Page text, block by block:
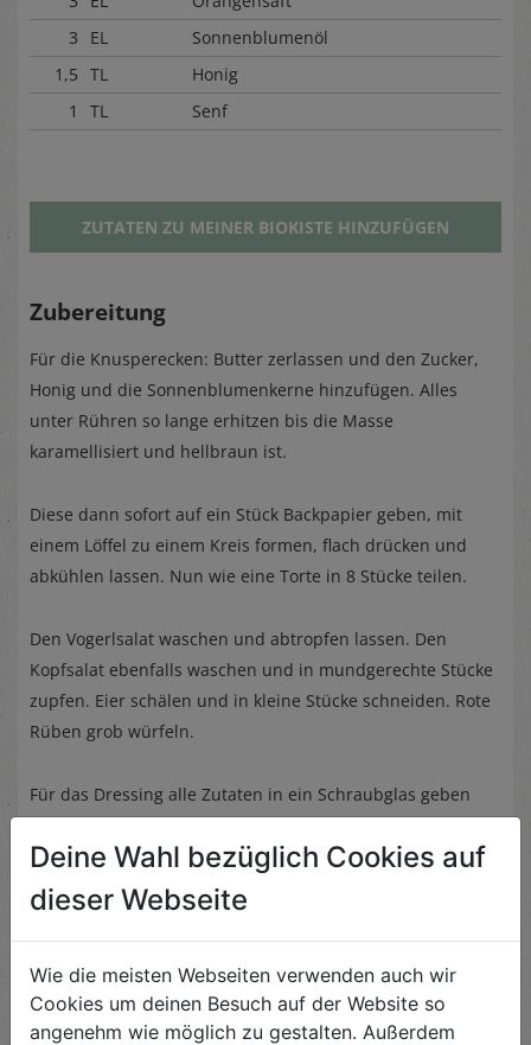
3
EL
Sonnenblumenöl
1,5 TL
Honig
1
TL Senf
ZUTATEN ZU MEINER BIOKISTE HINZUFÜGEN
Zubereitung
Für die Knusperecken: Butter zerlassen und den Zucker,
Honig und die Sonnenblumenkerne hinzufügen. Alles
unter Rühren so lange erhitzen bis die Masse
karamellisiert und hellbraun ist.
Diese dann sofort auf ein Stück Backpapier geben, mit
einem Löffel zu einem Kreis formen, flach drücken und
abkühlen lassen. Nun wie eine Torte in 8 Stücke teilen.
Den Vogerlsalat waschen und abtropfen lassen. Den
Kopfsalat ebenfalls waschen und in mundgerechte Stücke
zupfen. Eier schälen und in kleine Stücke schneiden. Rote
Rüben grob würfeln.
Für das Dressing alle Zutaten in ein Schraubglas geben
und gut durchschütteln.
Den Salat mit dem Dressing vermengen, Rote Rüben und
Ei darüberstreuen und die Knusperecken aufsetzen.
Deine Wahl bezüglich Cookies auf
dieser Webseite
Wie die meisten Webseiten verwenden auch wir
Cookies um deinen Besuch auf der Website so
angenehm wie möglich zu gestalten. Außerdem